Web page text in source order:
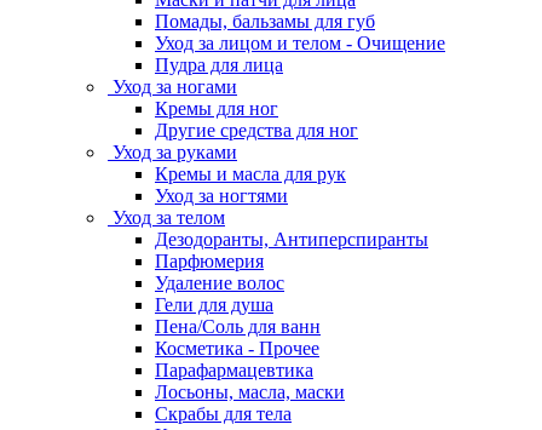
Помады, бальзамы для губ
Уход за лицом и телом - Очищение
Пудра для лица
Уход за ногами
Кремы для ног
Другие средства для ног
Уход за руками
Кремы и масла для рук
Уход за ногтями
Уход за телом
Дезодоранты, Антиперспиранты
Парфюмерия
Удаление волос
Гели для душа
Пена/Соль для ванн
Косметика - Прочее
Парафармацевтика
Лосьоны, масла, маски
Скрабы для тела